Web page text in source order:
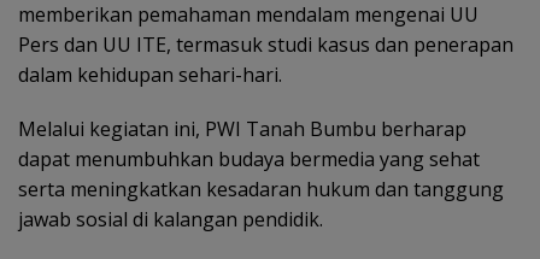
memberikan pemahaman mendalam mengenai UU
Pers dan UU ITE, termasuk studi kasus dan penerapan
dalam kehidupan sehari-hari.
Melalui kegiatan ini, PWI Tanah Bumbu berharap
dapat menumbuhkan budaya bermedia yang sehat
serta meningkatkan kesadaran hukum dan tanggung
jawab sosial di kalangan pendidik.